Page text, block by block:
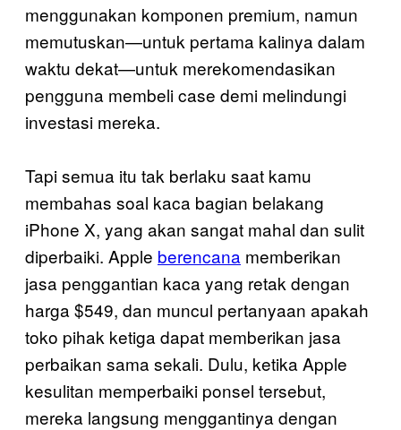
menggunakan komponen premium, namun
memutuskan—untuk pertama kalinya dalam
waktu dekat—untuk merekomendasikan
pengguna membeli case demi melindungi
investasi mereka.
Tapi semua itu tak berlaku saat kamu
membahas soal kaca bagian belakang
iPhone X, yang akan sangat mahal dan sulit
diperbaiki. Apple berencana memberikan
jasa penggantian kaca yang retak dengan
harga $549, dan muncul pertanyaan apakah
toko pihak ketiga dapat memberikan jasa
perbaikan sama sekali. Dulu, ketika Apple
kesulitan memperbaiki ponsel tersebut,
mereka langsung menggantinya dengan